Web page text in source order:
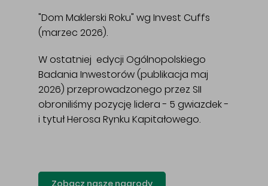
"Dom Maklerski Roku" wg Invest Cuffs
(marzec 2026).
W ostatniej edycji Ogólnopolskiego
Badania Inwestorów (publikacja maj
2026) przeprowadzonego przez SII
obroniliśmy pozycję lidera - 5 gwiazdek -
i tytuł Herosa Rynku Kapitałowego.